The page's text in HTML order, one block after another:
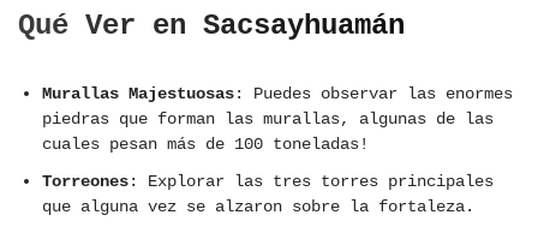
Qué Ver en Sacsayhuamán
Murallas Majestuosas: Puedes observar las enormes
piedras que forman las murallas, algunas de las
cuales pesan más de 100 toneladas!
Torreones: Explorar las tres torres principales
que alguna vez se alzaron sobre la fortaleza.